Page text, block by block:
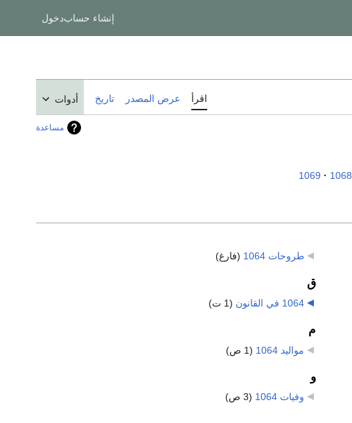
إنشاء حسابدخول
اقرأ عرض المصدر تاريخ أدوات
مساعدة
1068
1069
طروحات 1064 (فارغ)
ق
1064 في القانون (1 ت)
م
مواليد 1064 (1 ص)
و
وفيات 1064 (3 ص)